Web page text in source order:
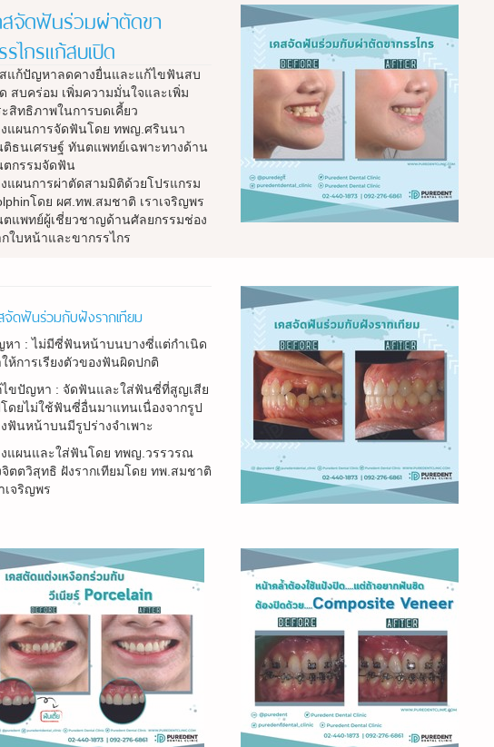
สจัดฟันร่วมผ่าตัดขา
ไกรแก้สบเปิด
สแก้ปัญหาลดคางยื่นและแก้ไขฟันสบ
สบคร่อม เพิ่มความมั่นใจและเพิ่ม
สิทธิภาพในการบดเคี้ยว
งแผนการจัดฟันโดย ทพญ.ศรินนา
ติธนเศรษฐ์ ทันตแพทย์เฉพาะทางด้าน
ตกรรมจัดฟัน
งแผนการผ่าตัดสามมิติด้วยโปรแกรม
โดย ผศ.ทพ.สมชาติ เราเจริญพร
แพทย์ผู้เชี่ยวชาญด้านศัลยกรรมช่อง
ใบหน้าและขากรรไกร
จัดฟันร่วมกับฝังรากเทียม
า : ไม่มีซี่ฟันหน้าบนบางซี่แต่กำเนิด
ห้การเรียงตัวของฟันผิดปกติ
ไขปัญหา : จัดฟันและใส่ฟันซี่ที่สูญเสีย
ดยไม่ใช้ฟันซี่อื่นมาแทนเนื่องจากรูป
ฟันหน้าบนมีรูปร่างจำเพาะ
งแผนและใส่ฟันโดย ทพญ.วรรวรณ
ตตวิสุทธิ ฝังรากเทียมโดย ทพ.สมชาติ
เจริญพร